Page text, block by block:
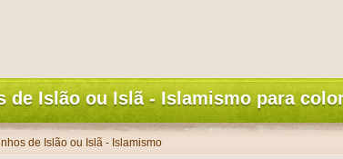
de Islão ou Islã - Islamismo para
de Islão ou Islã - Islamismo